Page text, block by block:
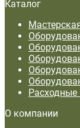
Каталог
О компании